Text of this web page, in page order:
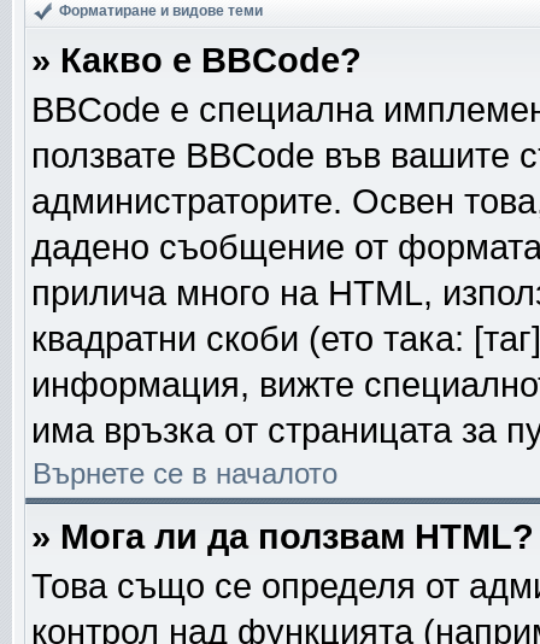
Форматиране и видове теми
» Какво е BBCode?
BBCode е специална
ползвате BBCode във вашите
администраторите. Освен
дадено съобщение от
прилича много на HTML,
квадратни скоби (ето така:
информация, вижте
има връзка от страницата за
Върнете се в началото
» Мога ли да ползвам HTML?
Това също се определя от
контрол над функцията